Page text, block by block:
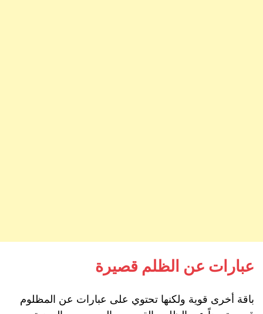
عبارات عن الظلم قصيرة
باقة أخرى قوية ولكنها تحتوي على عبارات عن المظلوم